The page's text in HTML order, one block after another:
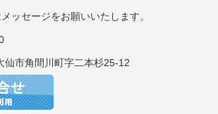
セージをお願いいたします。
仙市角間川町字二本杉25-12